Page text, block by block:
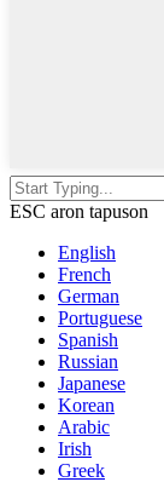
ESC aron tapuson
English
French
German
Portuguese
Spanish
Russian
Japanese
Korean
Arabic
Irish
Greek